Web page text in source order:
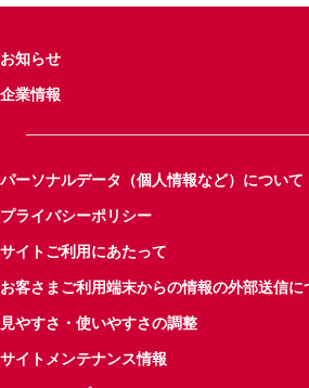
お知らせ
企業情報
パーソナルデータ（個人情報など）について
プライバシーポリシー
サイトご利用にあたって
お客さまご利用端末からの情報の外部送信に
見やすさ・使いやすさの調整
サイトメンテナンス情報